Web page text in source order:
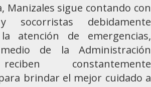
Manizales sigue contando con
socorristas debidamente
atención de emergencias,
de la Administración
constantemente
brindar el mejor cuidado a